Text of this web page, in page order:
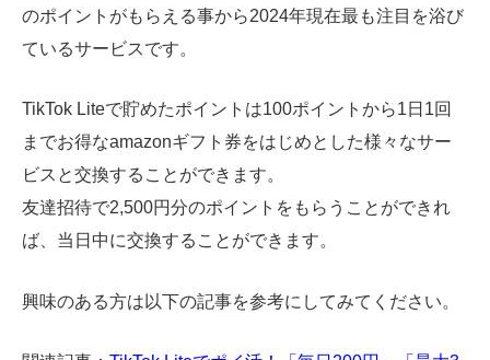
のポイントがもらえる事から2024年現在最も注目を浴び
ているサービスです。
TikTok Liteで貯めたポイントは100ポイントから1日1回
までお得なamazonギフト券をはじめとした様々なサー
ビスと交換することができます。
友達招待で2,500円分のポイントをもらうことができれ
ば、当日中に交換することができます。
興味のある方は以下の記事を参考にしてみてください。